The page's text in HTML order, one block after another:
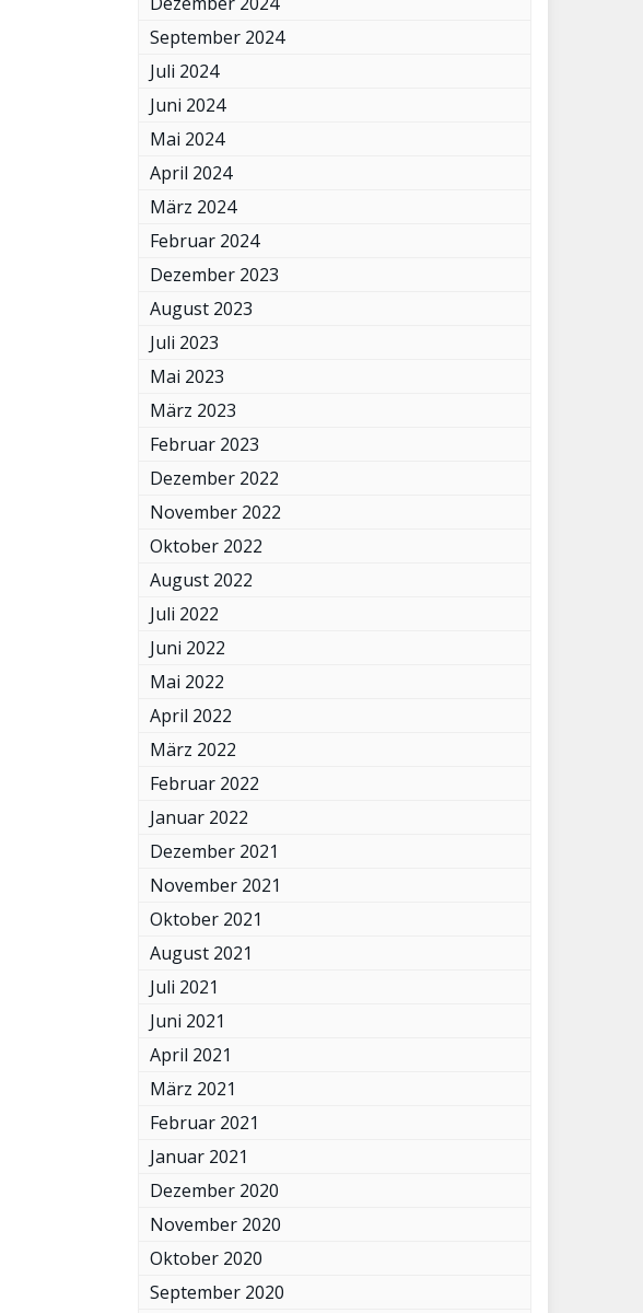
September 2024
Juli 2024
Juni 2024
Mai 2024
April 2024
März 2024
Februar 2024
Dezember 2023
August 2023
Juli 2023
Mai 2023
März 2023
Februar 2023
Dezember 2022
November 2022
Oktober 2022
August 2022
Juli 2022
Juni 2022
Mai 2022
April 2022
März 2022
Februar 2022
Januar 2022
Dezember 2021
November 2021
Oktober 2021
August 2021
Juli 2021
Juni 2021
April 2021
März 2021
Februar 2021
Januar 2021
Dezember 2020
November 2020
Oktober 2020
September 2020